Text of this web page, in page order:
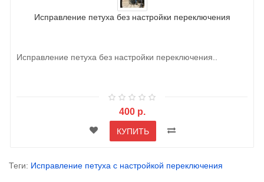
Исправление петуха без настройки переключения
Исправление петуха без настройки переключения..
400 р.
КУПИТЬ
Теги: Исправление петуха с настройкой переключения